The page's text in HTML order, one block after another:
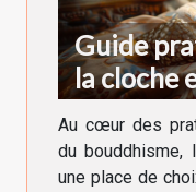
Guide
la cloche
rituels
Au cœur des
du bouddhisme,
une place de